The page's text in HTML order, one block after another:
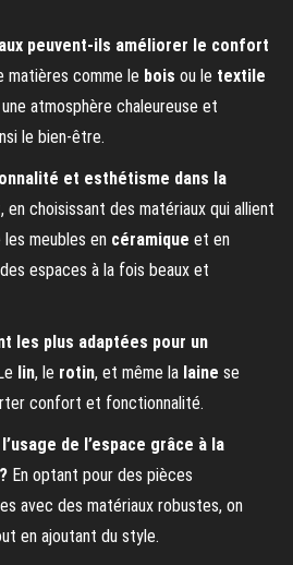
peuvent-ils améliorer le confort
matières comme le bois ou le textile
atmosphère chaleureuse et
le bien-être.
et esthétisme dans la
en choisissant des matériaux qui allient
meubles en céramique et en
espaces à la fois beaux et
les plus adaptées pour un
lin, le rotin, et même la laine se
confort et fonctionnalité.
de l’espace grâce à la
En optant pour des pièces
avec des matériaux robustes, on
en ajoutant du style.